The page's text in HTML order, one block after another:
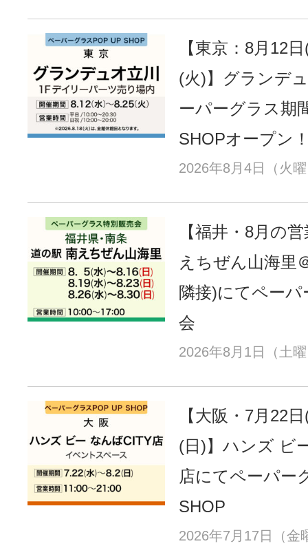
【東京：8月12
(火)】グランデ
ーパーグラス期
SHOPオープン
2026年8月4日（火
【福井・8月の
えちぜん山海里
隣接)にてペー
会
2026年8月1日（土
【大阪・7月22
(日)】ハンズ ビ
店にてペーパー
SHOP
2026年7月17日（金